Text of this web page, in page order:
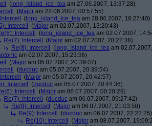
( long_island_ice_tea am 27.06.2007, 13:37:28)
(Major am 28.06.2007, 00:57:55)
( long_island_ice_tea am 28.06.2007, 16:27:40)
Intercell
(Major am 02.07.2007, 13:20:43)
Intercell
( long_island_ice_tea am 02.07.2007,
Re(7): Intercell
(Major am 02.07.2007, 20:22:38)
Re(8): Intercell
( long_island_ice_tea am
am 02.07.2007, 15:23:36)
(Major am 05.07.2007, 20:39:07)
(ducduc am 05.07.2007, 20:39:54)
(Major am 05.07.2007, 20:42:57)
Intercell
(ducduc am 05.07.2007, 20:44:36)
Intercell
(Major am 06.07.2007, 00:20:29)
Re(7): Intercell
(ducduc am 06.07.2007, 09:27:42)
Re(8): Intercell
(Major am 06.07.2007, 21:03:58)
Re(9): Intercell
(ducduc am 06.07.2007, 22:22:25)
Re(10): Intercell
(Major am 08.07.2007,